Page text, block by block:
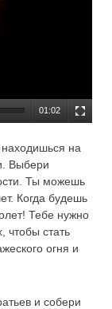
01:02
на
Выбери
Ты можешь
Когда будешь
Тебе нужно
чтобы стать
огня и
и собери